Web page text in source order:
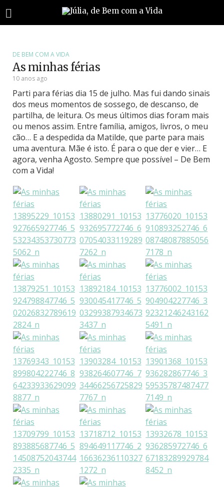
DE BEM COM A VIDA
As minhas férias
10 anos ago
Parti para férias dia 15 de julho. Mas fui dando sinais
dos meus momentos de sossego, de descanso, de
partilha, de leitura. Os meus últimos dias foram mais
ou menos assim. Entre família, amigos, livros, o meu
cão… E a despedida da Matilde, que parte para mais
uma aventura. Mãe é isto. É para o que der e vier… E
agora, venha Agosto. Sempre que possível – De Bem
com a Vida!